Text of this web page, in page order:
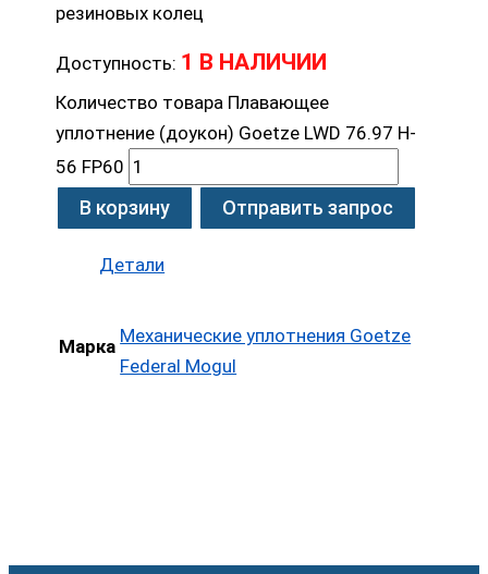
резиновых колец
Доступность: 1 В НАЛИЧИИ
Количество товара Плавающее
уплотнение (доукон) Goetze LWD 76.97 H-
56 FP60
В корзину Отправить запрос
Детали
Марка Механические уплотнения Goetze
Federal Mogul